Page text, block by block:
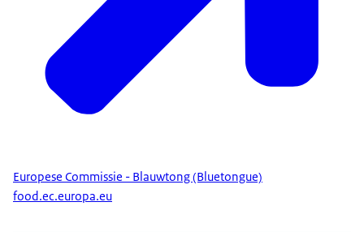
Europese Commissie - Blauwtong (Bluetongue)
food.ec.europa.eu